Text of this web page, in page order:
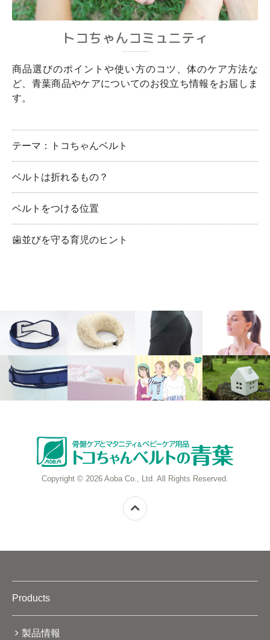
トコちゃんコミュニティ
商品選びのポイントや使い方のコツ、体のケア方法な
ど、青葉商品やケアについてのお役立ち情報をお届しま
す。
テーマ：トコちゃんベルト
ベルトは折れるもの？
ベルトをつける位置
歯並びを守る育児のヒント
Copyright © 2026 Aoba Co., Ltd. All Rights Reserved.
Products
製品情報